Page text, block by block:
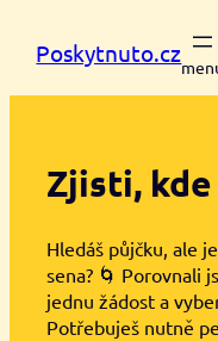
Poskytnuto.cz
Zjisti,
Hledáš půjčku, ale
sena? 🌀 Porovnali
jednu žádost a
Potřebuješ nutně